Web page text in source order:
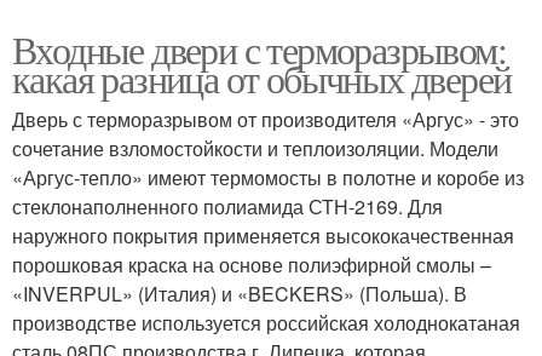
Входные двери с терморазрывом:
какая разница от обычных дверей
Дверь с терморазрывом от производителя «Аргус» - это
сочетание взломостойкости и теплоизоляции. Модели
«Аргус-тепло» имеют термомосты в полотне и коробе из
стеклонаполненного полиамида СТН-2169. Для
наружного покрытия применяется высококачественная
порошковая краска на основе полиэфирной смолы –
«INVERPUL» (Италия) и «BECKERS» (Польша). В
производстве используется российская холоднокатаная